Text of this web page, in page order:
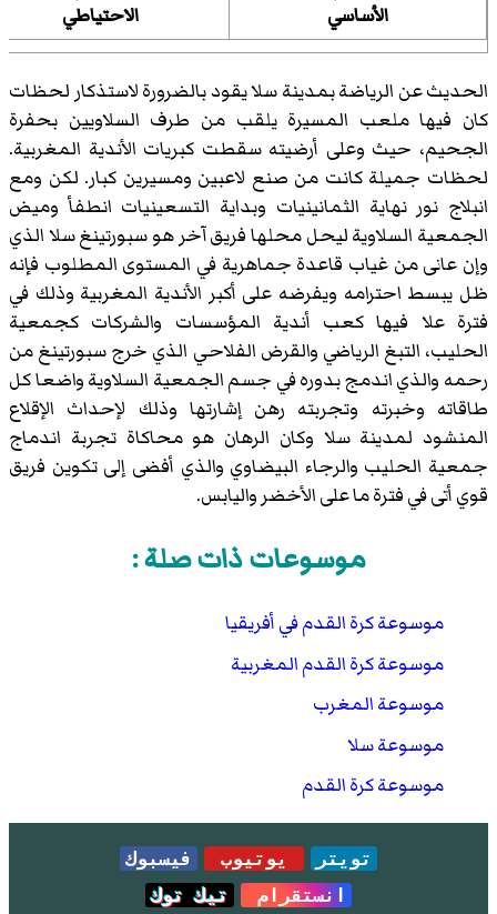
الأساسي
الاحتياطي
الحديث عن الرياضة بمدينة سلا يقود بالضرورة لاستذكار لحظات
كان فيها ملعب المسيرة يلقب من طرف السلاويين بحفرة
الجحيم، حيث وعلى أرضيته سقطت كبريات الأندية المغربية.
لحظات جميلة كانت من صنع لاعبين ومسيرين كبار. لكن ومع
انبلاج نور نهاية الثمانينيات وبداية التسعينيات انطفأ وميض
الجمعية السلاوية ليحل محلها فريق آخر هو سبورتينغ سلا الذي
وإن عانى من غياب قاعدة جماهرية في المستوى المطلوب فإنه
ظل يبسط احترامه ويفرضه على أكبر الأندية المغربية وذلك في
فترة علا فيها كعب أندية المؤسسات والشركات كجمعية
الحليب، التبغ الرياضي والقرض الفلاحي الذي خرج سبورتينغ من
رحمه والذي اندمج بدوره في جسم الجمعية السلاوية واضعا كل
طاقاته وخبرته وتجربته رهن إشارتها وذلك لإحداث الإقلاع
المنشود لمدينة سلا وكان الرهان هو محاكاة تجربة اندماج
جمعية الحليب والرجاء البيضاوي والذي أفضى إلى تكوين فريق
قوي أتى في فترة ما على الأخضر واليابس.
موسوعات ذات صلة :
موسوعة كرة القدم في أفريقيا
موسوعة كرة القدم المغربية
موسوعة المغرب
موسوعة سلا
موسوعة كرة القدم
تويتر يوتيوب
فيسبوك
انستقرام
تيك توك